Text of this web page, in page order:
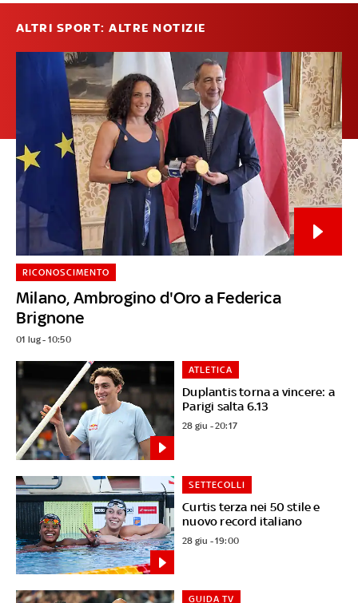
ALTRI SPORT: ALTRE NOTIZIE
Milano, Ambrogino d'Oro a Federica
Brignone
RICONOSCIMENTO
01 lug - 10:50
Duplantis torna a vincere: a
Parigi salta 6.13
ATLETICA
28 giu - 20:17
Curtis terza nei 50 stile e
nuovo record italiano
SETTECOLLI
28 giu - 19:00
GUIDA TV